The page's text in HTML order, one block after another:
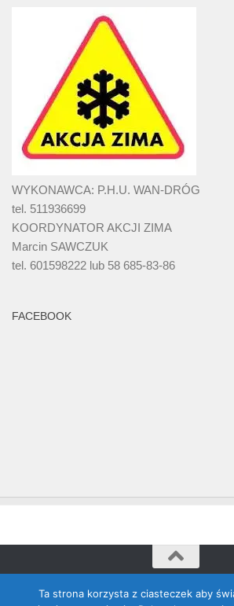
WYKONAWCA: P.H.U. WAN-DRÓG
tel. 511936699
KOORDYNATOR AKCJI ZIMA
Marcin SAWCZUK
tel. 601598222 lub 58 685-83-86
FACEBOOK
Rada Banino © 2026. Wszelkie
Ta strona korzysta z ciasteczek aby